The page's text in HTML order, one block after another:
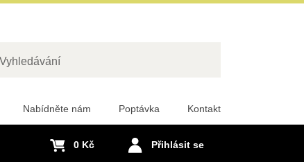
Nabídněte nám Poptávka Kontakt
Přihlásit se
0 Kč